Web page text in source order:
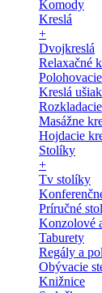
Komody
Kreslá
+
Dvojkreslá
Relaxačné
Kreslá
Masážne
Hojdacie
Stolíky
+
Tv stolíky
Príručné
Konzolové
Taburety
Regály a
Obývacie
Knižnice